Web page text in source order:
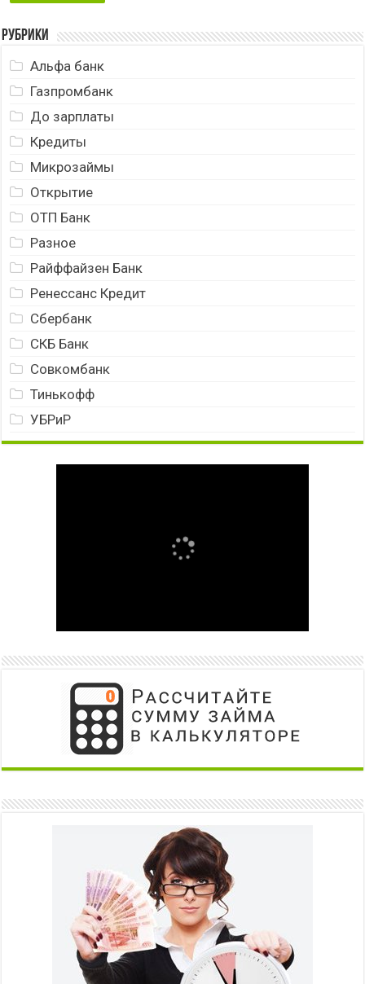
Рубрики
Альфа банк
Газпромбанк
До зарплаты
Кредиты
Микрозаймы
Открытие
ОТП Банк
Разное
Райффайзен Банк
Ренессанс Кредит
Сбербанк
СКБ Банк
Совкомбанк
Тинькофф
УБРиР